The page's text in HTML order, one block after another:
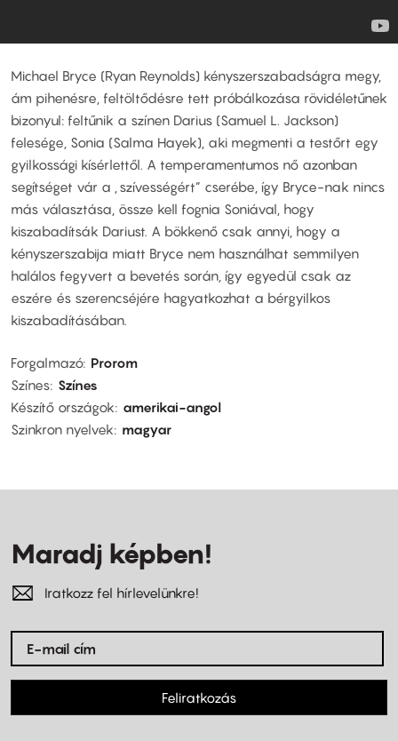
Michael Bryce (Ryan Reynolds) kényszerszabadságra megy,
ám pihenésre, feltöltődésre tett próbálkozása rövidéletűnek
bizonyul: feltűnik a színen Darius (Samuel L. Jackson)
felesége, Sonia (Salma Hayek), aki megmenti a testőrt egy
gyilkossági kísérlettől. A temperamentumos nő azonban
segítséget vár a „szívességért” cserébe, így Bryce-nak nincs
más választása, össze kell fognia Soniával, hogy
kiszabadítsák Dariust. A bökkenő csak annyi, hogy a
kényszerszabija miatt Bryce nem használhat semmilyen
halálos fegyvert a bevetés során, így egyedül csak az
eszére és szerencséjére hagyatkozhat a bérgyilkos
kiszabadításában.
Forgalmazó Prorom
Színes Színes
Készítő országok
amerikai-angol
Szinkron nyelvek
magyar
Maradj képben!
Iratkozz fel hírlevelünkre!
Feliratkozás